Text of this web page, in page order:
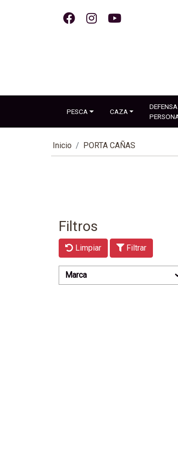
PESCA CAZA
DEFENSA
Inicio PORTA CAÑAS
Filtros
Limpiar Filtrar
Marca